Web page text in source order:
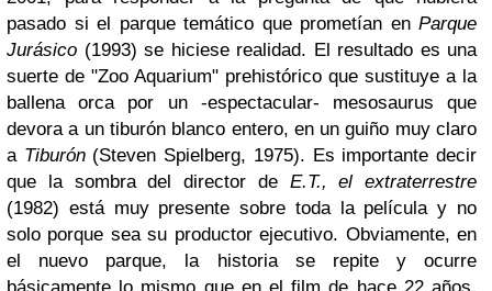
pasado si el parque temático que prometían en Parque
Jurásico (1993) se hiciese realidad. El resultado es una
suerte de "Zoo Aquarium" prehistórico que sustituye a la
ballena orca por un -espectacular- mesosaurus que
devora a un tiburón blanco entero, en un guiño muy claro
a Tiburón(Steven Spielberg, 1975). Es importante decir
que la sombra del director de E.T., el extraterrestre
(1982) está muy presente sobre toda la película y no
solo porque sea su productor ejecutivo. Obviamente, en
el nuevo parque, la historia se repite y ocurre